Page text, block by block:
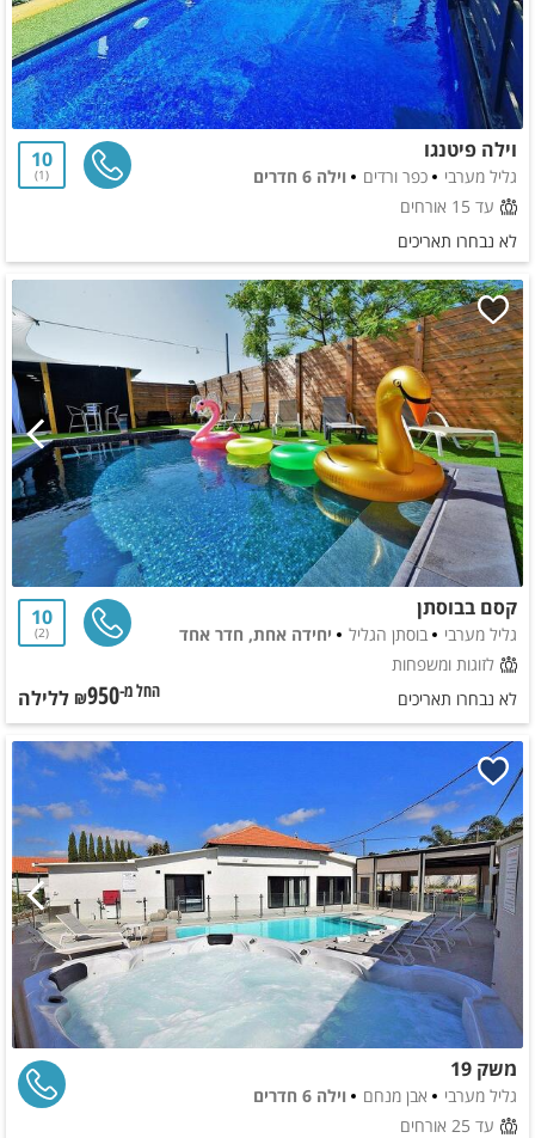
וילה פיטנגו
גליל מערבי כפר ורדים
וילה 6 חדרים
עד 15 אורחים
10
1
לא נבחרו תאריכים
קסם בבוסתן
גליל מערבי בוסתן הגליל
יחידה אחת, חדר אחד
לזוגות ומשפחות
10
2
לא נבחרו תאריכים החל מ-₪950 ללילה
משק 19
גליל מערבי אבן מנחם
וילה 6 חדרים
עד 25 אורחים